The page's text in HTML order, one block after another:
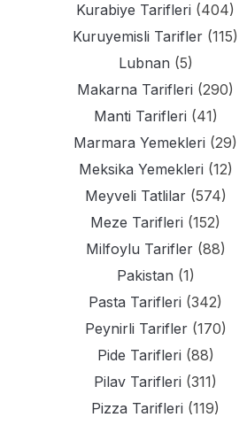
Kurabiye Tarifleri (404)
Kuruyemisli Tarifler (115)
Lubnan (5)
Makarna Tarifleri (290)
Manti Tarifleri (41)
Marmara Yemekleri (29)
Meksika Yemekleri (12)
Meyveli Tatlilar(574)
Meze Tarifleri (152)
Milfoylu Tarifler(88)
Pakistan (1)
Pasta Tarifleri (342)
Peynirli Tarifler(170)
Pide Tarifleri (88)
Pilav Tarifleri (311)
Pizza Tarifleri (119)